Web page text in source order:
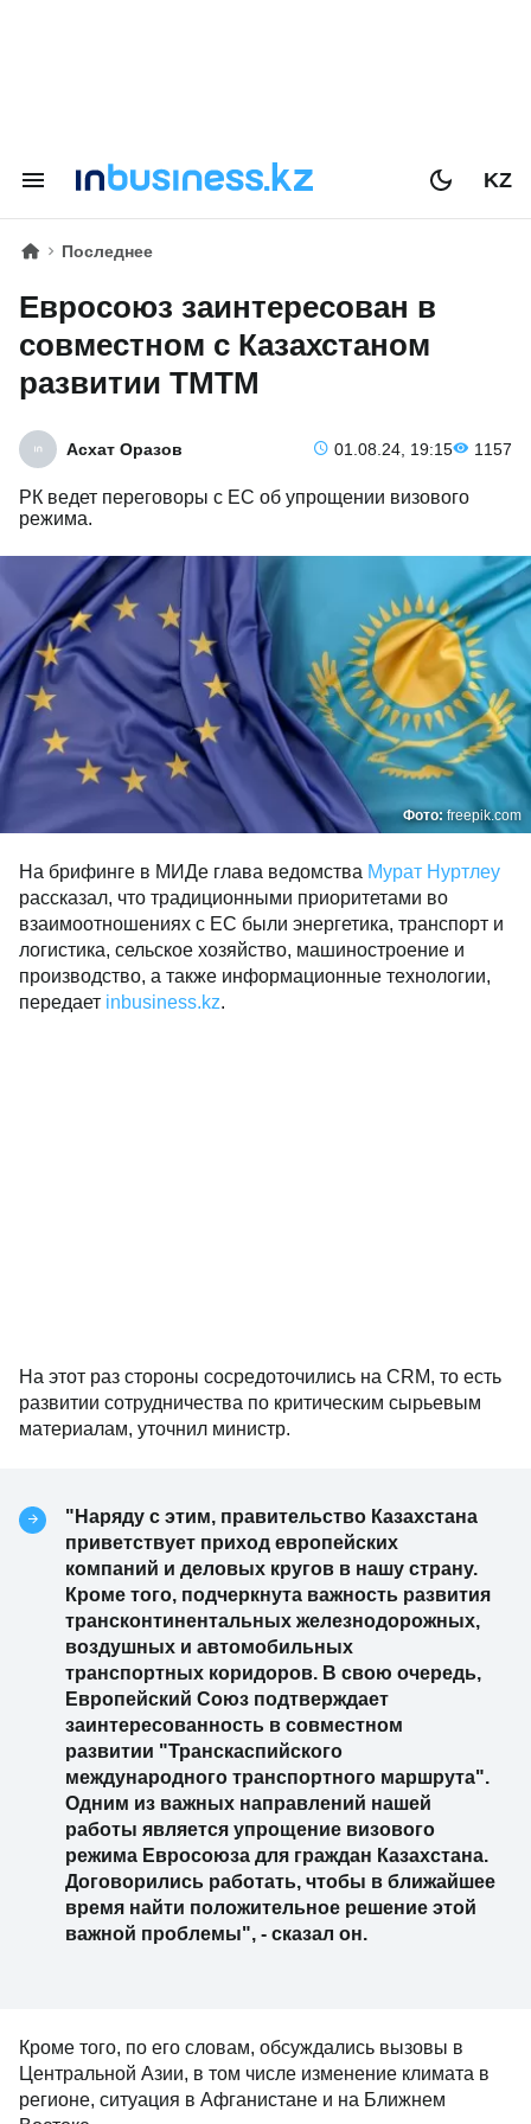
KZ
Последнее
Евросоюз заинтересован в
совместном с Казахстаном
развитии ТМТМ
Асхат Оразов 01.08.24, 19:15 1157
РК ведет переговоры с ЕС об упрощении визового
режима.
Фото:freepik.com
На брифинге в МИДе глава ведомства Мурат Нуртлеу
рассказал, что традиционными приоритетами во
взаимоотношениях с ЕС были энергетика, транспорт и
логистика, сельское хозяйство, машиностроение и
производство, а также информационные технологии,
передает inbusiness.kz.
На этот раз стороны сосредоточились на CRM, то есть
развитии сотрудничества по критическим сырьевым
материалам, уточнил министр.
"Наряду с этим, правительство Казахстана
приветствует приход европейских
компаний и деловых кругов в нашу страну.
Кроме того, подчеркнута важность развития
трансконтинентальных железнодорожных,
воздушных и автомобильных
транспортных коридоров. В свою очередь,
Европейский Союз подтверждает
заинтересованность в совместном
развитии "Транскаспийского
международного транспортного маршрута".
Одним из важных направлений нашей
работы является упрощение визового
режима Евросоюза для граждан Казахстана.
Договорились работать, чтобы в ближайшее
время найти положительное решение этой
важной проблемы", - сказал он.
Кроме того, по его словам, обсуждались вызовы в
Центральной Азии, в том числе изменение климата в
регионе, ситуация в Афганистане и на Ближнем